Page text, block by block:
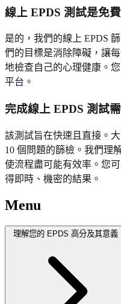
線上 EPDS 測試是免
是的，我們的線上 EPDS
們的目標是消除障礙，讓
地檢查自己的心理健康。
平台 。
完成線上 EPDS 測試
該測試旨在快速且直接。
10 個問題的篩檢。我們理
使流程盡可能有效率。您
得即時、機密的結果。
Menu
理解您的 EPDS 高分及其意義